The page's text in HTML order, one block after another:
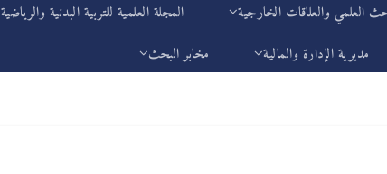
العلمي والعلاقات الخارجية المجلة العلمية للتربية البدنية والرياضية
مديرية الإدارة والمالية مخابر البحث